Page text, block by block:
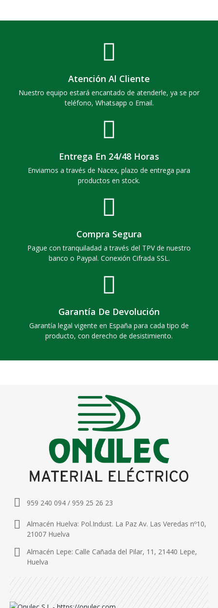
Atención Al Cliente
Nuestro equipo estará encantado de atenderle, ya se por
teléfono, Whatsapp o Email.
Entrega En 24/48 Horas
Enviamos a través de Nacex, plazo de entrega para
productos en stock.
Compra Segura
Pague con tranquiladad a través del TPV de nuestro
banco o Paypal. Conexión Cifrada SSL.
Garantía De Devolución
Garantía legal vigente en España para cada tipo de
producto, con derecho de desistimiento.
959 240 094 / 959 25 26 23
Almacén Huelva: Pol.Indust. La Paz Av. Las Veredas nº10,
21007 Huelva
Almacén Lepe: Calle Cañada del Pilar, 11, 21440 Lepe,
Huelva